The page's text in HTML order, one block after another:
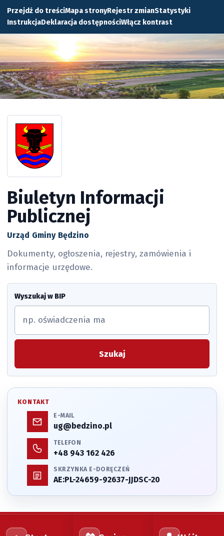
Przejdź do treściMapa stronyRejestr zmianStatystyki
InstrukcjaDeklaracja dostępnościWłącz kontrast
Biuletyn Informacji
Publicznej
Urząd Gminy Będzino
Dokumenty, ogłoszenia, rejestry, zamówienia i
informacje urzędowe.
Wyszukaj w BIP
Szukaj
KONTAKT
E-MAIL
ug@bedzino.pl
TELEFON
+48 943 162 426
SKRZYNKA E-DORĘCZEŃ
AE:PL-24659-92637-JJDSC-20